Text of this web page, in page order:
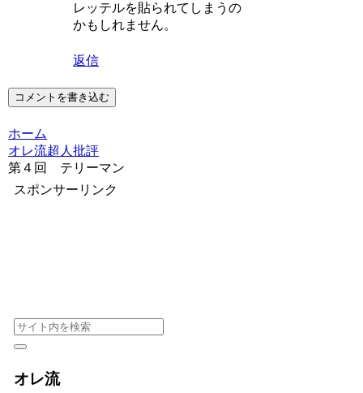
レッテルを貼られてしまうの
かもしれません。
返信
コメントを書き込む
ホーム
オレ流超人批評
第４回 テリーマン
スポンサーリンク
オレ流